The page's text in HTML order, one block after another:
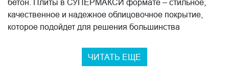
бетон. Плиты в СУПЕРМАКСИ формате – стильное,
качественное и надежное облицовочное покрытие,
которое подойдет для решения большинства
бежевом и антрацит. Форматы керамики 119,5х320 см и
ЧИТАТЬ ЕЩЕ